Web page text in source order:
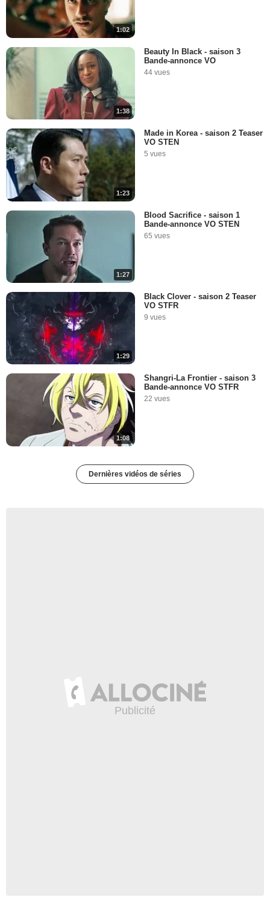
1:02
1:38
Beauty In Black - saison 3
Bande-annonce VO
44 vues
1:23
Made in Korea - saison 2 Teaser
VO STEN
5 vues
1:27
Blood Sacrifice - saison 1
Bande-annonce VO STEN
65 vues
1:29
Black Clover - saison 2 Teaser
VO STFR
9 vues
1:08
Shangri-La Frontier - saison 3
Bande-annonce VO STFR
22 vues
Dernières vidéos de séries